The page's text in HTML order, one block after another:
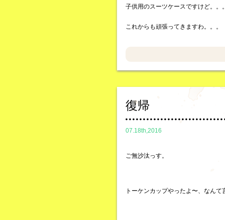
子供用のスーツケースですけど。。
これからも頑張ってきますわ。。。
復帰
07.18th,2016
ご無沙汰っす。
トーケンカップやったよ〜、なんて